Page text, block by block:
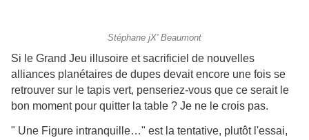
Stéphane jX' Beaumont
Si le Grand Jeu illusoire et sacrificiel de nouvelles
alliances planétaires de dupes devait encore une fois se
retrouver sur le tapis vert, penseriez-vous que ce serait le
bon moment pour quitter la table ? Je ne le crois pas.
" Une Figure intranquille…" est la tentative, plutôt l'essai,